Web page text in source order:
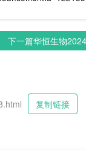
下一篇华恒生物
复制链接